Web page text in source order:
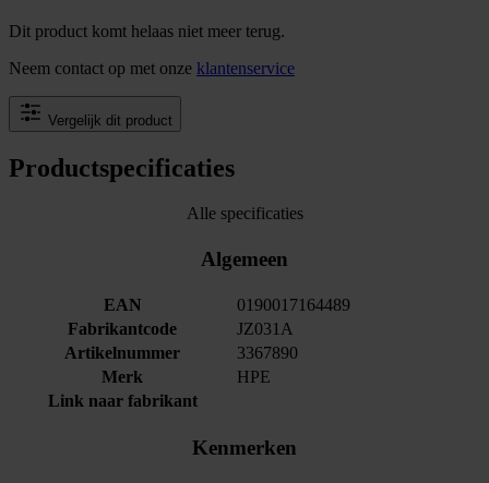
Dit product komt helaas niet meer terug.
Neem contact op met onze klantenservice
Vergelijk dit product
Productspecificaties
Alle specificaties
Algemeen
EAN
0190017164489
Fabrikantcode
JZ031A
Artikelnummer
3367890
Merk
HPE
Link naar fabrikant
Kenmerken